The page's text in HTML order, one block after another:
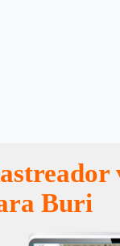
Buri